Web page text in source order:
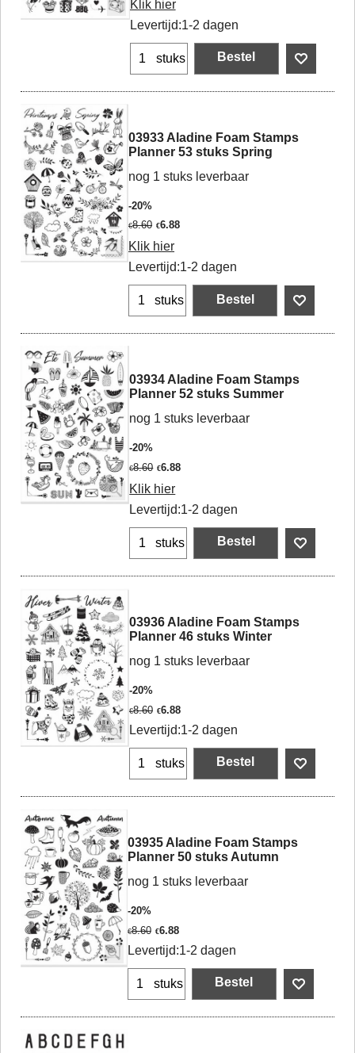
Klik hier
Levertijd:1-2 dagen
stuks Bestel
03933 Aladine Foam Stamps
Planner 53 stuks Spring
nog 1 stuks leverbaar
-20%
€8.60 €6.88
Klik hier
Levertijd:1-2 dagen
stuks Bestel
03934 Aladine Foam Stamps
Planner 52 stuks Summer
nog 1 stuks leverbaar
-20%
€8.60 €6.88
Klik hier
Levertijd:1-2 dagen
stuks Bestel
03936 Aladine Foam Stamps
Planner 46 stuks Winter
nog 1 stuks leverbaar
-20%
€8.60 €6.88
Levertijd:1-2 dagen
stuks Bestel
03935 Aladine Foam Stamps
Planner 50 stuks Autumn
nog 1 stuks leverbaar
-20%
€8.60 €6.88
Levertijd:1-2 dagen
stuks Bestel